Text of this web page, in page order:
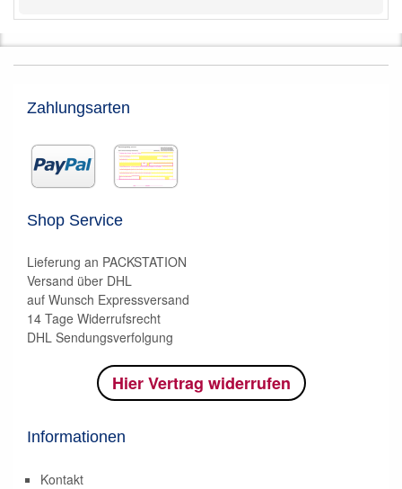
Zahlungsarten
Shop Service
Lieferung an PACKSTATION
Versand über DHL
auf Wunsch Expressversand
14 Tage Widerrufsrecht
DHL Sendungsverfolgung
Hier Vertrag widerrufen
Informationen
Kontakt